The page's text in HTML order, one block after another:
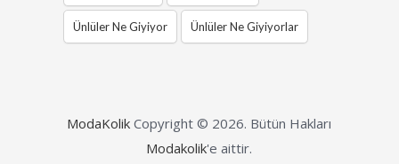
Ünlüler Ne Giyiyor Ünlüler Ne Giyiyorlar
ModaKolik Copyright © 2026. Bütün Hakları
Modakolik'e aittir.